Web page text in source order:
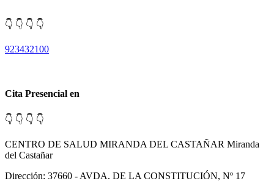
👇 👇 👇 👇
923432100
Cita Presencial en
👇 👇 👇 👇
CENTRO DE SALUD MIRANDA DEL CASTAÑAR Miranda
del Castañar
Dirección: 37660 - AVDA. DE LA CONSTITUCIÓN, Nº 17